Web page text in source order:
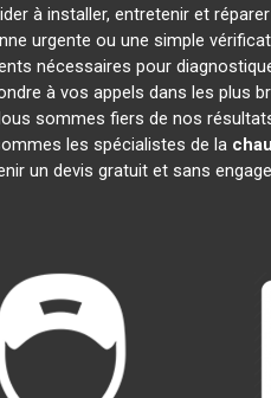
à installer, entretenir et
urgente ou une simple
nécessaires pour
à vos appels dans les
sommes fiers de nos
les spécialistes de la
un devis gratuit et sans